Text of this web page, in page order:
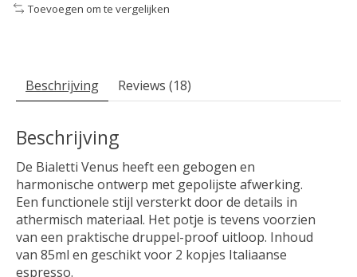
Toevoegen om te vergelijken
Beschrijving Reviews (18)
Beschrijving
De Bialetti Venus heeft een gebogen en
harmonische ontwerp met gepolijste afwerking.
Een functionele stijl versterkt door de details in
athermisch materiaal. Het potje is tevens voorzien
van een praktische druppel-proof uitloop. Inhoud
van 85ml en geschikt voor 2 kopjes Italiaanse
espresso.